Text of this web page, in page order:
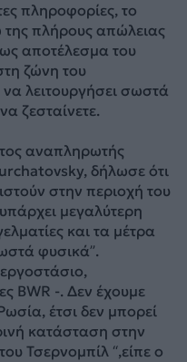
πληροφορίες, το
πλήρους απώλειας
αποτέλεσμα του
ζώνη του
λειτουργήσει σωστά
ζεσταίνετε.
αναπληρωτής
δήλωσε ότι
στην περιοχή του
μεγαλύτερη
και τα μέτρα
φυσικά”.
BWR -. Δεν έχουμε
έτσι δεν μπορεί
κατάσταση στην
Τσερνομπίλ “,είπε ο